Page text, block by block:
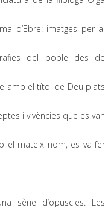
d’Ebre: imatges per al
del poble des de
amb el títol de Deu plats
i vivències que es van
el mateix nom, es va fer
sèrie d’opuscles. Les